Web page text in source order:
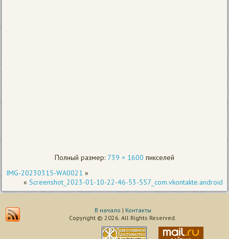
Полный размер: 739 × 1600 пикселей
IMG-20230315-WA0021 »
« Screenshot_2023-01-10-22-46-53-557_com.vkontakte.android
В начало | Контакты
Copyright © 2026. All Rights Reserved.